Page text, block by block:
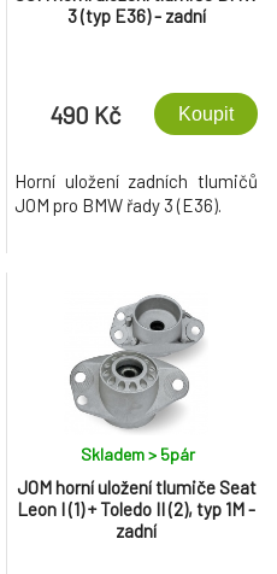
3 (typ E36) - zadní
490 Kč Koupit
Horní uložení zadních tlumičů
JOM pro BMW řady 3 (E36).
JOM horní uložení tlumiče Seat
Leon I (1) + Toledo II (2), typ 1M -
zadní
Skladem > 5pár